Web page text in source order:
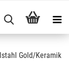
Gold/Keramik